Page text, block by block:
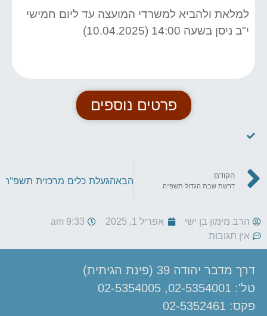
למלאת ולהביא למשרדי המועצה עד ליום חמישי
י"ב ניסן בשעה 14:00 (10.04.2025)
פרטים נוספים
הקודם
דרשת שבת הגדול תשפ"ה. הבאהגעלת כלים מרכזית תשפ"ה
הרב מימון בן ישי אפריל 1, 2025
9:33 am
אין תגובות
דרך מדבר יהודה 39 (פינת הגיתית)
טל': 02-5354001, 02-5354005
פקס: 02-5352461